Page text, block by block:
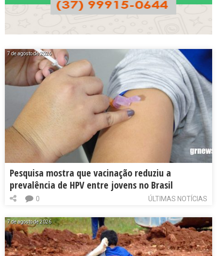
7 de agosto de 2026
Pesquisa mostra que vacinação reduziu a
prevalência de HPV entre jovens no Brasil
ÚLTIMAS NOTÍCIAS
0
7 de agosto de 2026